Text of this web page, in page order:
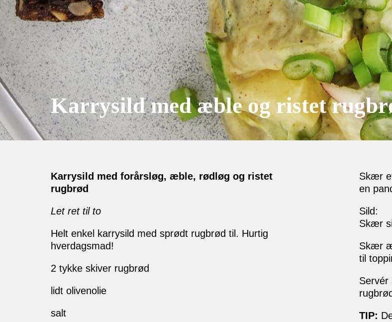
Karrysild med æble og ristet
Karrysild med forårsløg, æble, rødløg og ristet
rugbrød
Let ret til to
Helt enkel karrysild med sprødt rugbrød til. Hurtig
hverdagsmad!
2 tykke skiver rugbrød
lidt olivenolie
salt
Skær
en
Sild:
Skær
Skær
til
Servér
TIP: